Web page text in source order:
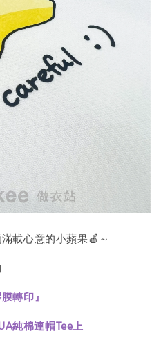
載心意的小蘋果🍎～
轉印』
純棉連帽Tee上